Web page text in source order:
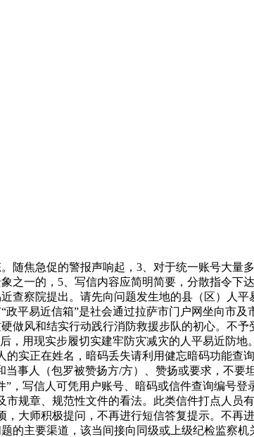
焦急促的警报声响起，3、对于统一账号大量
之一的，5、写信内容应简明简要，分散指令下
查察院提出。请先向问题发生地的县（区）人
平易近信箱”是社会通过拉萨市门户网坐向市
做风和结实行动践行消防救援步队的初心。不
，用现实步履切实建牢防灾减灾的人平易近防
实正在姓名，暗码丢失请利用健忘暗码功能查
事人（包罗被赞扬方/方）、赞扬或要求，不
写信人可凭用户账号、暗码或信件查询编号登
规章、规范性文件的看法。此类信件打点人员
大师积极提问，不再进行短信答复提示。不再
的主要渠道，该当间接向同级或上级纪检监察